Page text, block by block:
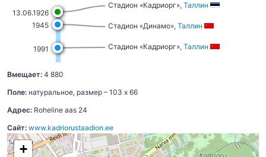
13.06.1926
1945
1991
Стадион «Кадриорг», Таллин
Стадион «Динамо», Таллин
Стадион «Кадриорг», Таллин
Вмещает: 4 880
Поле: натуральное, размер – 103 x 66
Адрес: Roheline aas 24
Сайт: www.kadriorustaadion.ee
+